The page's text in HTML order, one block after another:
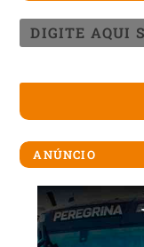
ANÚNCIO